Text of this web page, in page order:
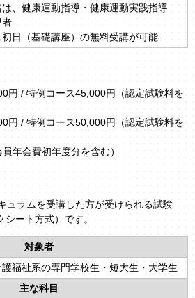
、健康運動指導・健康運動実践指導
者
日（基礎講座）の無料受講が可能
円 / 特例コース45,000円（認定試験料を
円 / 特例コース50,000円（認定試験料を
年会費初年度分を含む）
ュラムを受講した方が受けられる試験
シート方式）です。
対象者
福祉系の専門学校生・短大生・大学生
主な科目